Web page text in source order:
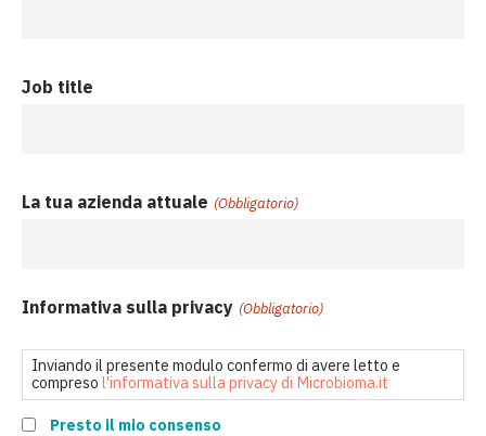
Job title
La tua azienda attuale (Obbligatorio)
Informativa sulla privacy (Obbligatorio)
Inviando il presente modulo confermo di avere letto e
compreso l'informativa sulla privacy di Microbioma.it
Presto il mio consenso